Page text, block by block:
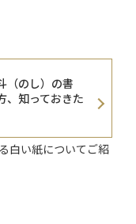
（のし）の書
、知っておきた
白い紙についてご紹